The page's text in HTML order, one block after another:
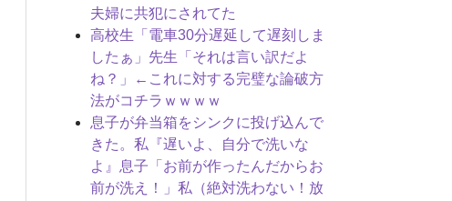
夫婦に共犯にされてた
高校生「電車30分遅延して遅刻しま
したぁ」先生「それは言い訳だよ
ね？」←これに対する完璧な論破方
法がコチラｗｗｗｗ
息子が弁当箱をシンクに投げ込んで
きた。私『遅いよ、自分で洗いな
よ』息子「お前が作ったんだからお
前が洗え！」私（絶対洗わない！放